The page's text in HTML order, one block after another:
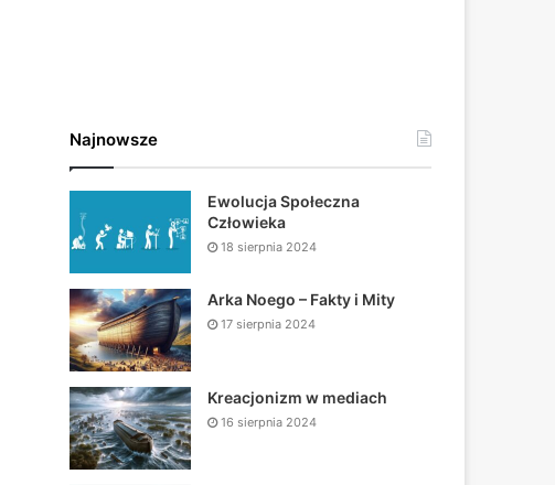
Najnowsze
Ewolucja Społeczna
Człowieka
18 sierpnia 2024
Arka Noego – Fakty i Mity
17 sierpnia 2024
Kreacjonizm w mediach
16 sierpnia 2024